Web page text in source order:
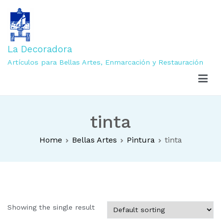
La Decoradora
Artículos para Bellas Artes, Enmarcación y Restauración
tinta
Home Bellas Artes Pintura tinta
Showing the single result